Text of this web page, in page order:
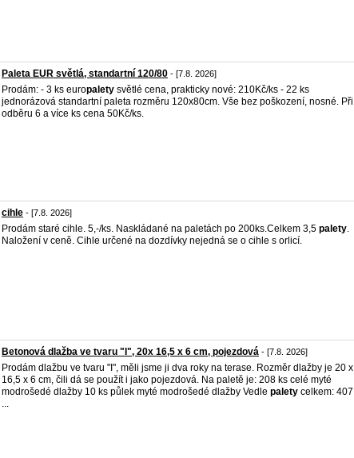
Paleta EUR světlá, standartní 120/80 - [7.8. 2026]
Prodám: - 3 ks europalety světlé cena, prakticky nové: 210Kč/ks - 22 ks
jednorázová standartní paleta rozměru 120x80cm. Vše bez poškození, nosné. Při
odběru 6 a více ks cena 50Kč/ks.
cihle - [7.8. 2026]
Prodám staré cihle. 5,-/ks. Naskládané na paletách po 200ks.Celkem 3,5 palety.
Naložení v ceně. Cihle určené na dozdívky nejedná se o cihle s orlicí.
Betonová dlažba ve tvaru "I", 20x 16,5 x 6 cm, pojezdová - [7.8. 2026]
Prodám dlažbu ve tvaru "I", měli jsme ji dva roky na terase. Rozměr dlažby je 20 x
16,5 x 6 cm, čili dá se použít i jako pojezdová. Na paletě je: 208 ks celé myté
modrošedé dlažby 10 ks půlek myté modrošedé dlažby Vedle palety celkem: 407
...